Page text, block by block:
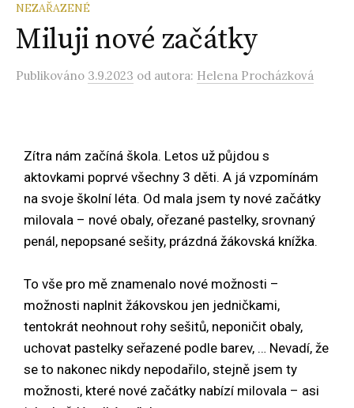
NEZAŘAZENÉ
Miluji nové začátky
Publikováno 3.9.2023 od autora: Helena Procházková
Zítra nám začíná škola. Letos už půjdou s
aktovkami poprvé všechny 3 děti. A já vzpomínám
na svoje školní léta. Od mala jsem ty nové začátky
milovala – nové obaly, ořezané pastelky, srovnaný
penál, nepopsané sešity, prázdná žákovská knížka.
To vše pro mě znamenalo nové možnosti –
možnosti naplnit žákovskou jen jedničkami,
tentokrát neohnout rohy sešitů, neponičit obaly,
uchovat pastelky seřazené podle barev, … Nevadí, že
se to nakonec nikdy nepodařilo, stejně jsem ty
možnosti, které nové začátky nabízí milovala – asi